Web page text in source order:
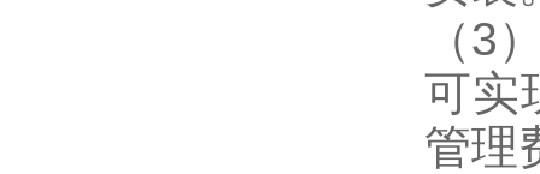
（3
可实
管理